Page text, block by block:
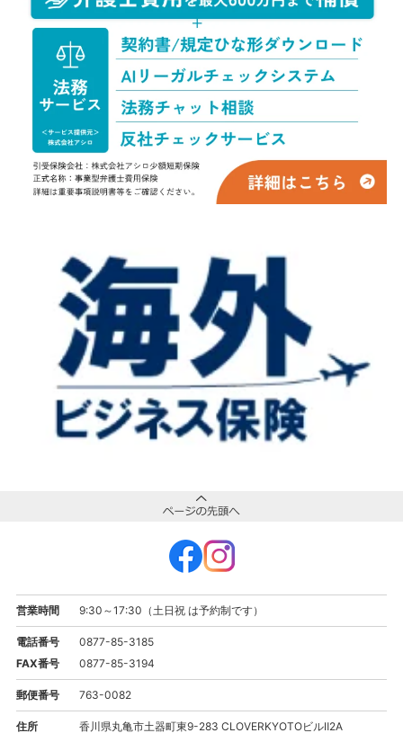
営業時間 9:30～17:30（土日祝 は予約制です）
電話番号
0877-85-3185
FAX番号
0877-85-3194
郵便番号 763-0082
住所 香川県丸亀市土器町東9-283 CLOVERKYOTOビルⅡ2A